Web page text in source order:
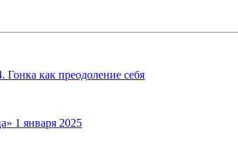
как преодоление себя
1 января 2025